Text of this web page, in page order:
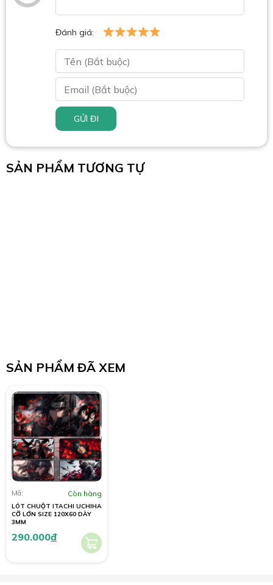
Đánh giá:
GỬI ĐI
SẢN PHẨM TƯƠNG TỰ
SẢN PHẨM ĐÃ XEM
Mã: Còn hàng
LÓT CHUỘT ITACHI UCHIHA
CỠ LỚN SIZE 120X60 DÀY
3MM
290.000đ